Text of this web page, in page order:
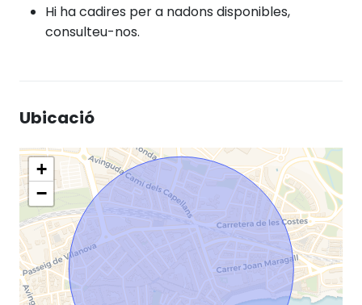
Hi ha cadires per a nadons disponibles,
consulteu-nos.
Ubicació
+
−